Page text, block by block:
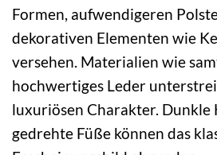
Formen, aufwendigeren
dekorativen Elementen wie
versehen. Materialien wie
hochwertiges Leder
luxuriösen Charakter. Dunkle
gedrehte Füße können das